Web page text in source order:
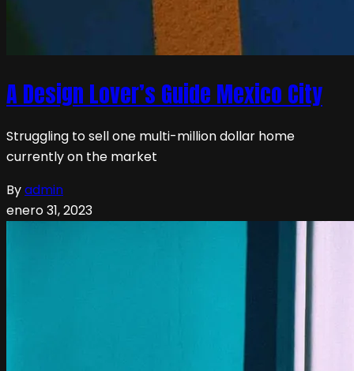
A Design Lover’s Guide Mexico City
Struggling to sell one multi-million dollar home
currently on the market
Byadmin
enero 31, 2023